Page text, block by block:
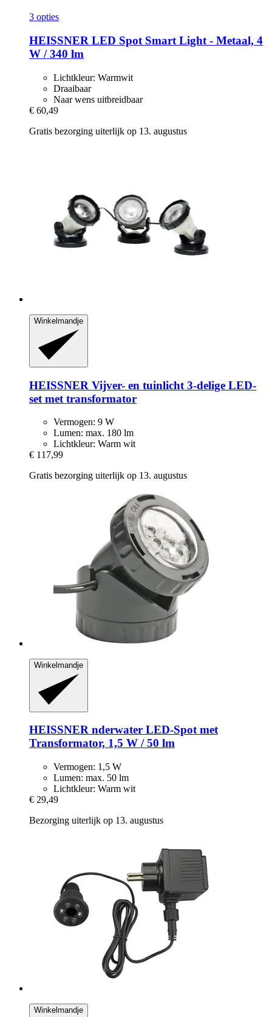
3 opties
HEISSNER LED Spot Smart Light -​ Metaal, 4
W / 340 lm
Lichtkleur: Warmwit
Draaibaar
Naar wens uitbreidbaar
€ 60,49
Gratis bezorging uiterlijk op 13. augustus
Winkelmandje
HEISSNER Vijver-​ en tuinlicht 3-​delige LED-​
set met transformator
Vermogen: 9 W
Lumen: max. 180 lm
Lichtkleur: Warm wit
€ 117,99
Gratis bezorging uiterlijk op 13. augustus
Winkelmandje
HEISSNER nderwater LED-​Spot met
Transformator, 1,5 W / 50 lm
Vermogen: 1,5 W
Lumen: max. 50 lm
Lichtkleur: Warm wit
€ 29,49
Bezorging uiterlijk op 13. augustus
Winkelmandje